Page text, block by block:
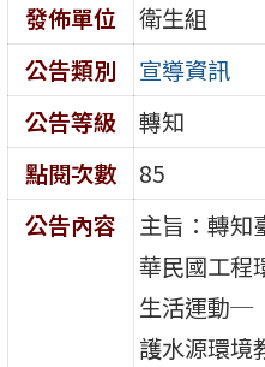
發佈單位
衛生組
公告類別
宣導資訊
公告等級
轉知
點閱次數
85
公告內容
主旨：轉知
華民國工程
生活運動─
護水源環